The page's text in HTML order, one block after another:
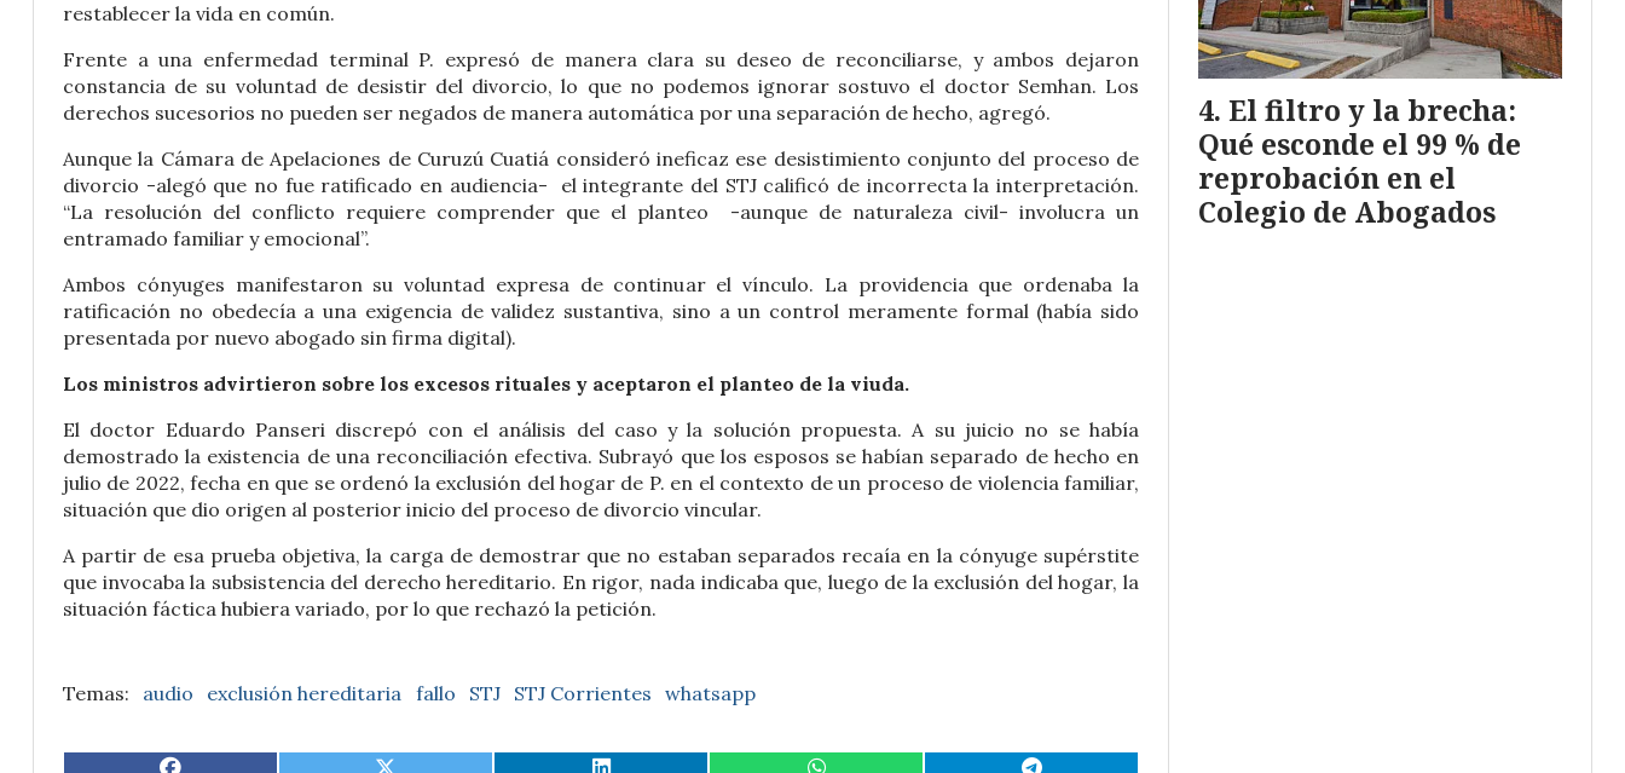
restablecer la vida en común.
Frente a una enfermedad terminal P. expresó de manera clara su deseo de reconciliarse, y ambos dejaron
constancia de su voluntad de desistir del divorcio, lo que no podemos ignorar sostuvo el doctor Semhan. Los
derechos sucesorios no pueden ser negados de manera automática por una separación de hecho, agregó.
Aunque la Cámara de Apelaciones de Curuzú Cuatiá consideró ineficaz ese desistimiento conjunto del proceso de
divorcio -alegó que no fue ratificado en audiencia- el integrante del STJ calificó de incorrecta la interpretación.
“La resolución del conflicto requiere comprender que el planteo -aunque de naturaleza civil- involucra un
entramado familiar y emocional”.
Ambos cónyuges manifestaron su voluntad expresa de continuar el vínculo. La providencia que ordenaba la
ratificación no obedecía a una exigencia de validez sustantiva, sino a un control meramente formal (había sido
presentada por nuevo abogado sin firma digital).
Los ministros advirtieron sobre los excesos rituales y aceptaron el planteo de la viuda.
El doctor Eduardo Panseri discrepó con el análisis del caso y la solución propuesta. A su juicio no se había
demostrado la existencia de una reconciliación efectiva. Subrayó que los esposos se habían separado de hecho en
julio de 2022, fecha en que se ordenó la exclusión del hogar de P. en el contexto de un proceso de violencia familiar,
situación que dio origen al posterior inicio del proceso de divorcio vincular.
A partir de esa prueba objetiva, la carga de demostrar que no estaban separados recaía en la cónyuge supérstite
que invocaba la subsistencia del derecho hereditario. En rigor, nada indicaba que, luego de la exclusión del hogar, la
situación fáctica hubiera variado, por lo que rechazó la petición.
audio exclusión hereditaria fallo STJ STJ Corrientes whatsapp
El filtro y la brecha:
Qué esconde el 99 % de
reprobación en el
Colegio de Abogados